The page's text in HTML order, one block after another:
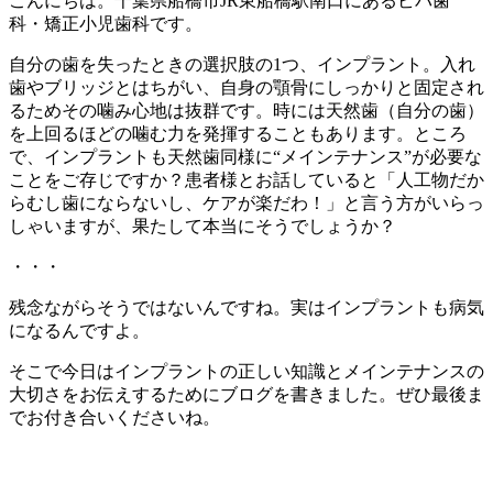
科・矯正小児歯科です。
自分の歯を失ったときの選択肢の1つ、インプラント。入れ
歯やブリッジとはちがい、自身の顎骨にしっかりと固定され
るためその噛み心地は抜群です。時には天然歯（自分の歯）
を上回るほどの噛む力を発揮することもあります。ところ
で、インプラントも天然歯同様に“メインテナンス”が必要な
ことをご存じですか？患者様とお話していると「人工物だか
らむし歯にならないし、ケアが楽だわ！」と言う方がいらっ
しゃいますが、果たして本当にそうでしょうか？
・・・
残念ながらそうではないんですね。実はインプラントも病気
になるんですよ。
そこで今日はインプラントの正しい知識とメインテナンスの
大切さをお伝えするためにブログを書きました。ぜひ最後ま
でお付き合いくださいね。